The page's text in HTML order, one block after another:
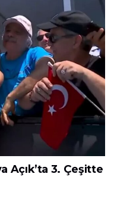
Açık’ta 3. Çeşitte